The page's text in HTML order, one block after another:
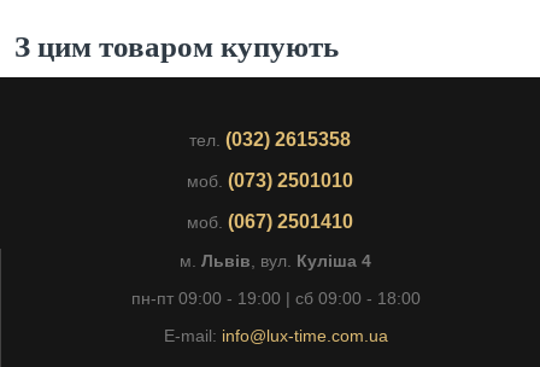
З цим товаром купують
тел. (032) 2615358
моб. (073) 2501010
моб. (067) 2501410
м. Львів , вул. Куліша 4
пн-пт 09:00 - 19:00 | сб 09:00 - 18:00
E-mail: info@lux-time.com.ua